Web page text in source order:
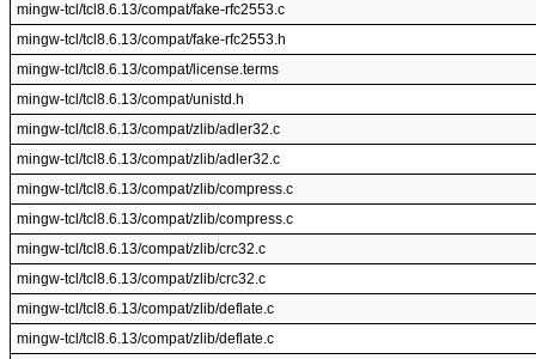
mingw-tcl/tcl8.6.13/compat/fake-rfc2553.c
mingw-tcl/tcl8.6.13/compat/fake-rfc2553.h
mingw-tcl/tcl8.6.13/compat/license.terms
mingw-tcl/tcl8.6.13/compat/unistd.h
mingw-tcl/tcl8.6.13/compat/zlib/adler32.c
mingw-tcl/tcl8.6.13/compat/zlib/adler32.c
mingw-tcl/tcl8.6.13/compat/zlib/compress.c
mingw-tcl/tcl8.6.13/compat/zlib/compress.c
mingw-tcl/tcl8.6.13/compat/zlib/crc32.c
mingw-tcl/tcl8.6.13/compat/zlib/crc32.c
mingw-tcl/tcl8.6.13/compat/zlib/deflate.c
mingw-tcl/tcl8.6.13/compat/zlib/deflate.c